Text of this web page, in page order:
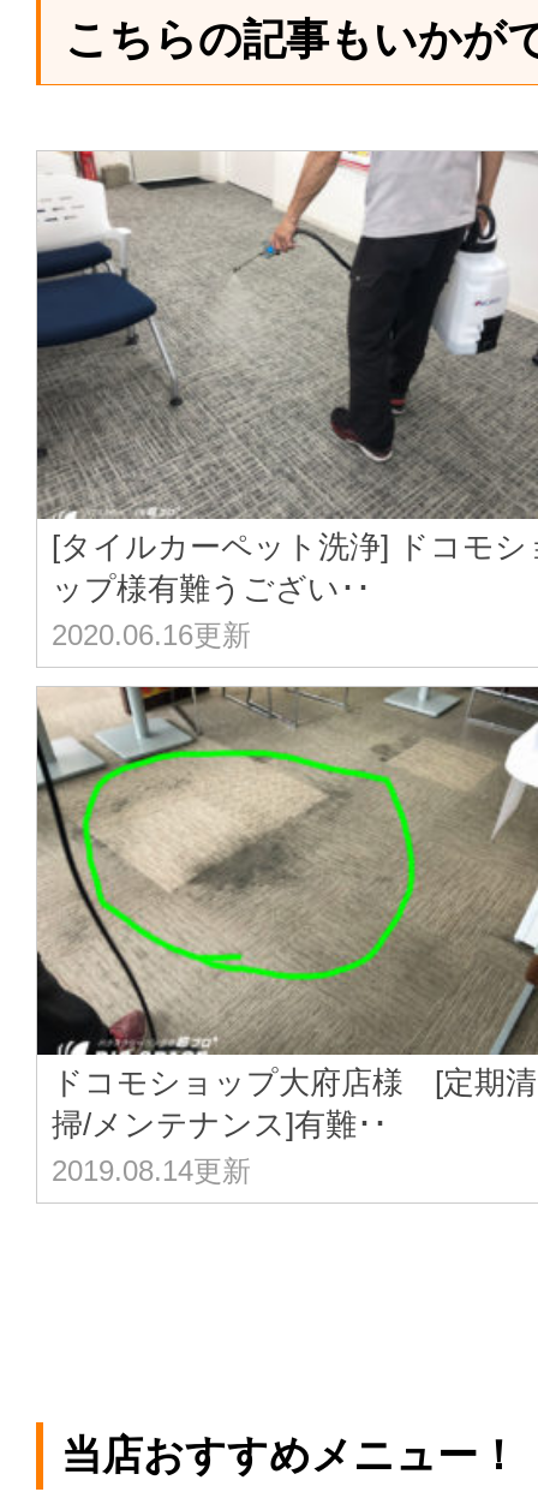
こちらの記事もいかが
[タイルカーペット洗浄] ドコモシ
ップ様有難うござい･･
2020.06.16更新
ドコモショップ大府店様 [定期清
掃/メンテナンス]有難･･
2019.08.14更新
当店おすすめメニュー！